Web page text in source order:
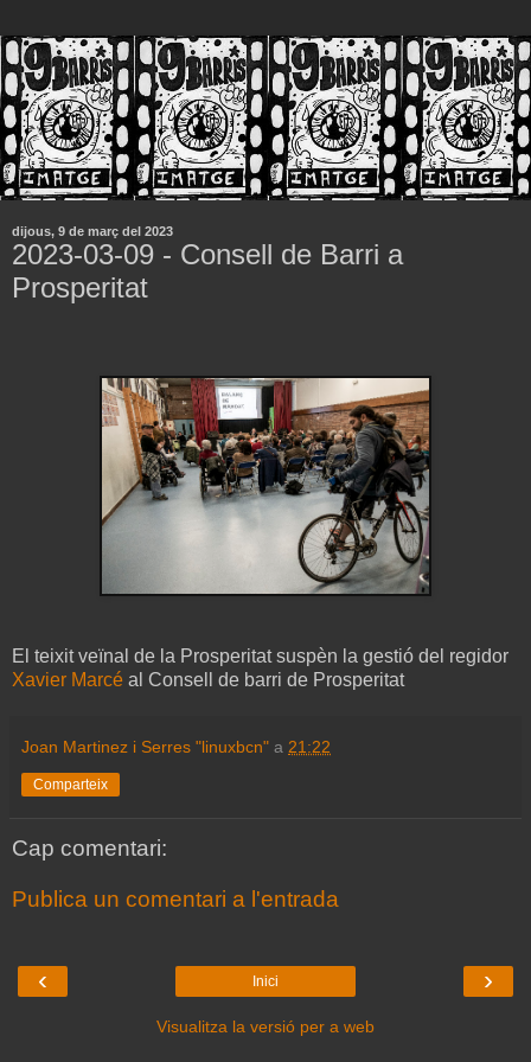
dijous, 9 de març del 2023
2023-03-09 - Consell de Barri a
Prosperitat
El teixit veïnal de la Prosperitat suspèn la gestió del regidor
Xavier Marcé al Consell de barri de Prosperitat
Joan Martinez i Serres "linuxbcn" a 21:22
Comparteix
Cap comentari:
Publica un comentari a l'entrada
‹ ›
Inici
Visualitza la versió per a web